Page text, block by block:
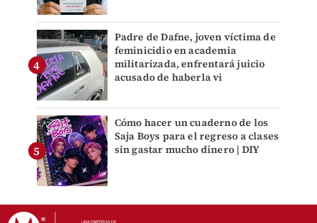
Padre de Dafne, joven víctima de
feminicidio en academia
militarizada, enfrentará juicio
acusado de haberla vi
Cómo hacer un cuaderno de los
Saja Boys para el regreso a clases
sin gastar mucho dinero | DIY